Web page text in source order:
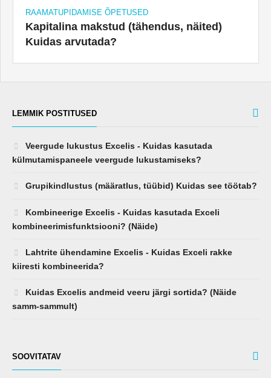
RAAMATUPIDAMISE ÕPETUSED
Kapitalina makstud (tähendus, näited)
Kuidas arvutada?
LEMMIK POSTITUSED
Veergude lukustus Excelis - Kuidas kasutada
külmutamispaneele veergude lukustamiseks?
Grupikindlustus (määratlus, tüübid) Kuidas see töötab?
Kombineerige Excelis - Kuidas kasutada Exceli
kombineerimisfunktsiooni? (Näide)
Lahtrite ühendamine Excelis - Kuidas Exceli rakke
kiiresti kombineerida?
Kuidas Excelis andmeid veeru järgi sortida? (Näide
samm-sammult)
SOOVITATAV